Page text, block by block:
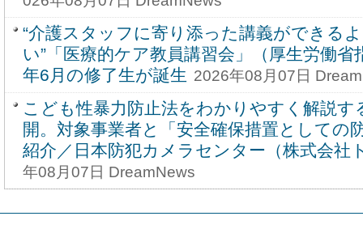
“介護スタッフに寄り添った講義ができる
い”「医療的ケア教員講習会」（厚生労働省
年6月の修了生が誕生 2026年08月07日
こども性暴力防止法をわかりやすく解説す
開。対象事業者と「安全確保措置としての
紹介／日本防犯カメラセンター（株式会社
年08月07日 DreamNews